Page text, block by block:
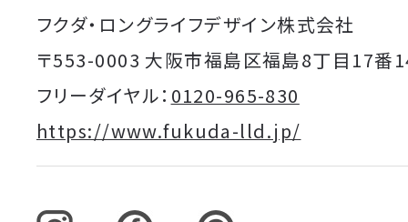
フクダ・ロングライフデザイン株式会社
〒553-0003 大阪市福島区福島8丁目17番
フリーダイヤル： 0120-965-830
https://www.fukuda-lld.jp/